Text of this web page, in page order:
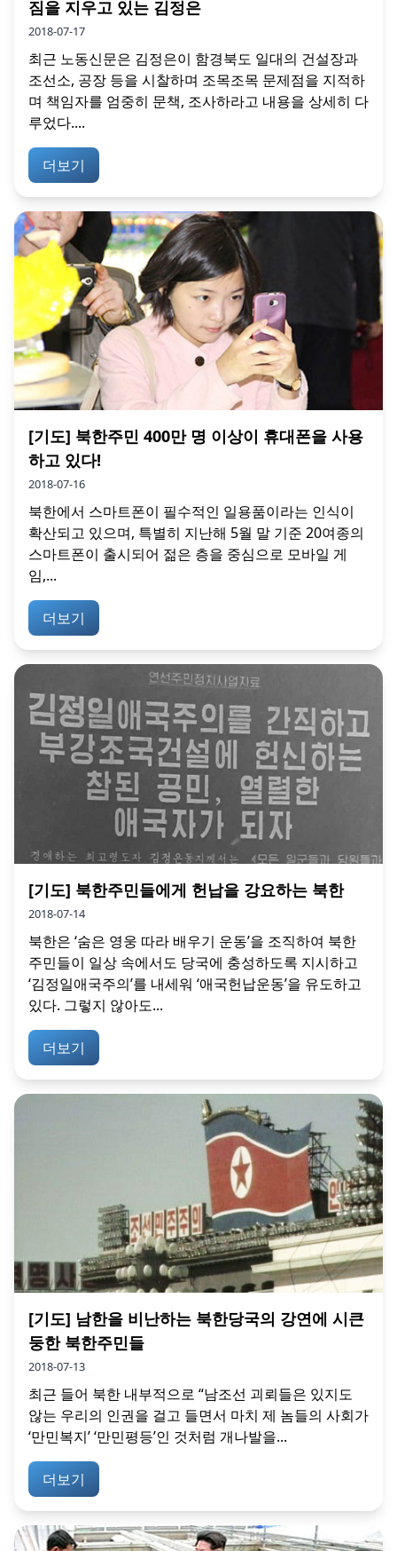
짐을 지우고 있는 김정은
2018-07-17
최근 노동신문은 김정은이 함경북도 일대의 건설장과
조선소, 공장 등을 시찰하며 조목조목 문제점을 지적하
며 책임자를 엄중히 문책, 조사하라고 내용을 상세히 다
루었다....
더보기
[기도] 북한주민 400만 명 이상이 휴대폰을 사용
하고 있다!
2018-07-16
북한에서 스마트폰이 필수적인 일용품이라는 인식이
확산되고 있으며, 특별히 지난해 5월 말 기준 20여종의
스마트폰이 출시되어 젊은 층을 중심으로 모바일 게
임,...
더보기
[기도] 북한주민들에게 헌납을 강요하는 북한
2018-07-14
북한은 ‘숨은 영웅 따라 배우기 운동’을 조직하여 북한
주민들이 일상 속에서도 당국에 충성하도록 지시하고
‘김정일애국주의’를 내세워 ‘애국헌납운동’을 유도하고
있다. 그렇지 않아도...
더보기
[기도] 남한을 비난하는 북한당국의 강연에 시큰
둥한 북한주민들
2018-07-13
최근 들어 북한 내부적으로 “남조선 괴뢰들은 있지도
않는 우리의 인권을 걸고 들면서 마치 제 놈들의 사회가
‘만민복지’ ‘만민평등’인 것처럼 개나발을...
더보기